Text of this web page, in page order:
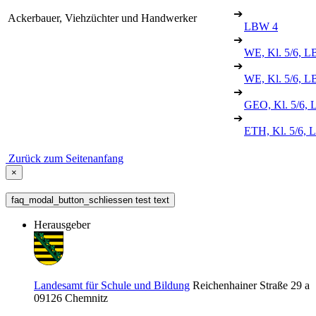
Ackerbauer, Viehzüchter und Handwerker
➔
LBW 4
➔
WE, Kl. 5/6,
➔
WE, Kl. 5/6,
➔
GEO, Kl. 5/6,
➔
ETH, Kl. 5/6,
Zurück zum Seitenanfang
×
faq_modal_button_schliessen test text
Herausgeber
Landesamt für Schule und Bildung Reichenhainer Straße 29 a
09126 Chemnitz